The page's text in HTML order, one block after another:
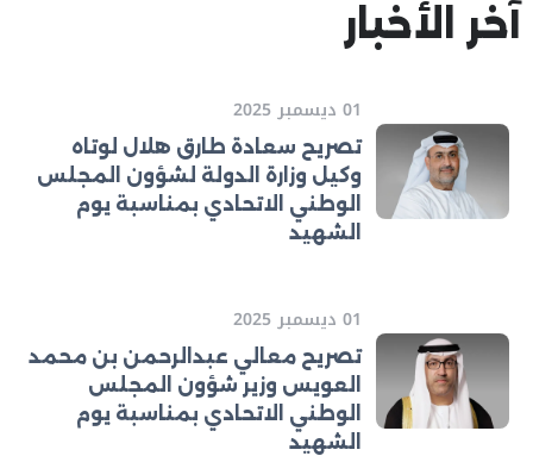
آخر الأخبار
01 ديسمبر 2025
تصريح سعادة طارق هلال لوتاه
وكيل وزارة الدولة لشؤون المجلس
الوطني الاتحادي بمناسبة يوم
الشهيد
01 ديسمبر 2025
تصريح معالي عبدالرحمن بن محمد
العويس وزير شؤون المجلس
الوطني الاتحادي بمناسبة يوم
الشهيد